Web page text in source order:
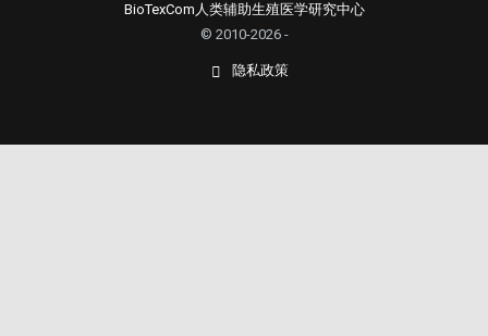
© 2010-2026 -
BioTexCom人类辅助生殖医学研究中心
隐私政策